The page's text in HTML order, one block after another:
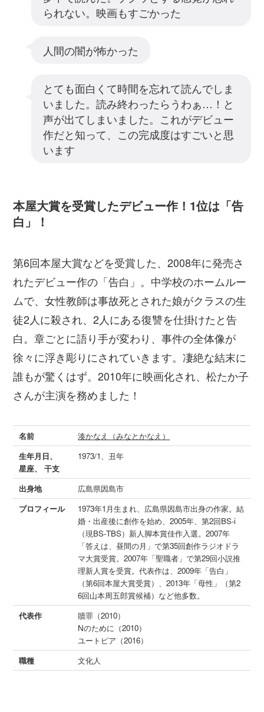
られない。映画もすごかった
人間の闇が怖かった
とても面白くて時間を忘れて読んでしま
いました。読み終わったらうわぁ…！と
声が出てしまいました。これがデビュー
作だと知って、この完成度はすごいと思
います
本屋大賞を受賞したデビュー作！1位は「告
白」！
第6回本屋大賞などを受賞した、2008年に発売さ
れたデビュー作の「告白」。中学校のホームルー
ムで、女性教師は事故死とされた娘がクラスの生
徒2人に殺され、2人にある復讐を仕掛けたと告
白。章ごとに語り手が変わり、事件の全体像が
徐々に浮き彫りにされていきます。凄絶な結末に
誰もが驚くはず。2010年に映画化され、松たか子
さんが主演を務めました！
名前
湊かなえ（みなとかなえ）
生年月日、
星座、 干支
1973/1、丑年
出身地
広島県因島市
プロフィール
1973年1月生まれ、広島県因島市出身の作家。結
婚・出産後に創作を始め、2005年、第2回BS‐i
（現BS‐TBS）新人脚本賞佳作入選。2007年
「答えは、昼間の月」で第35回創作ラジオドラ
マ大賞受賞。2007年「聖職者」で第29回小説推
理新人賞を受賞。代表作は、2009年「告白」
（第6回本屋大賞受賞）、2013年「母性」（第2
6回山本周五郎賞候補）など他多数。
代表作
贖罪（2010）
Nのために（2010）
ユートピア（2016）
職種
文化人